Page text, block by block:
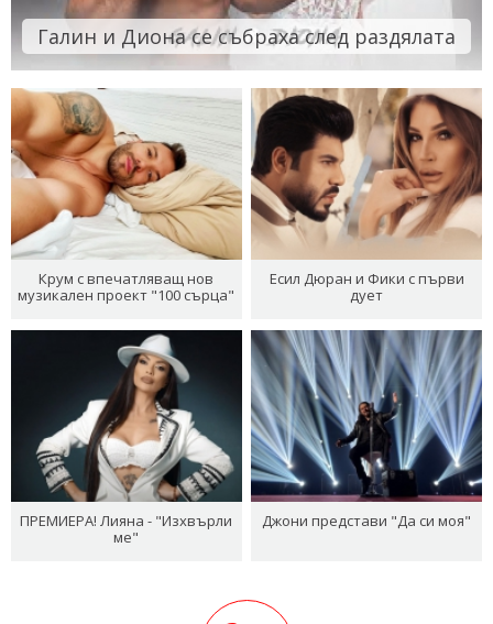
Галин и Диона се събраха след раздялата
Крум с впечатляващ нов
музикален проект "100 сърца"
Есил Дюран и Фики с първи
дует
ПРЕМИЕРА! Лияна - "Изхвърли
ме"
Джони представи "Да си моя"